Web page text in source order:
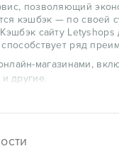
позволяющий
кэшбэк — по своей
сайту
ряд
магазинами,
другие.
от